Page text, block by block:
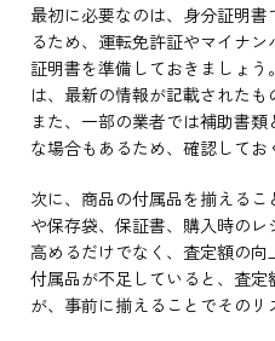
最初に必要なのは、身分証明
るため、運転免許証やマイナ
証明書を準備しておきましょ
は、最新の情報が記載されたも
また、一部の業者では補助書
な場合もあるため、確認してお
次に、商品の付属品を揃える
や保存袋、保証書、購入時の
高めるだけでなく、査定額の
付属品が不足していると、査
が、事前に揃えることでそのリ